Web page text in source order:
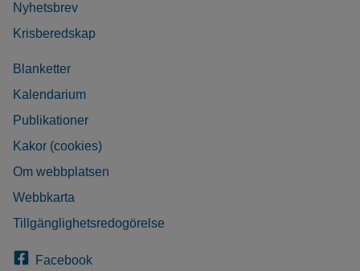
Nyhetsbrev
Krisberedskap
Blanketter
Kalendarium
Publikationer
Kakor (cookies)
Om webbplatsen
Webbkarta
Tillgänglighetsredogörelse
Facebook